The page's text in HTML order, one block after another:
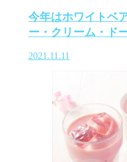
今年はホワイト
ー・クリーム・ド
2021.11.11